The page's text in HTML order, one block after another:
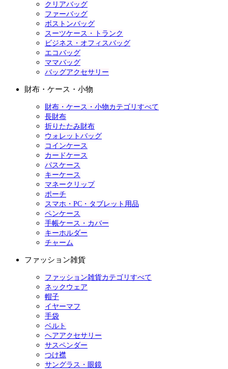
クリアバッグ
ファーバッグ
ボストンバッグ
スーツケース・トランク
ビジネス・オフィスバッグ
エコバッグ
ママバッグ
バッグアクセサリー
財布・ケース・小物
財布・ケース・小物カテゴリすべて
長財布
折りたたみ財布
ウォレットバッグ
コインケース
カードケース
パスケース
キーケース
マネークリップ
ポーチ
スマホ・PC・タブレット用品
ペンケース
手帳ケース・カバー
キーホルダー
チャーム
ファッション雑貨
ファッション雑貨カテゴリすべて
ネックウェア
帽子
イヤーマフ
手袋
ベルト
ヘアアクセサリー
サスペンダー
つけ襟
サングラス・眼鏡